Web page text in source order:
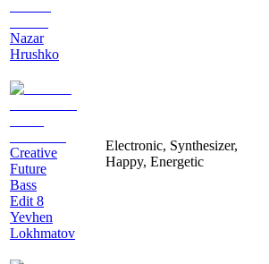
Nazar
Hrushko
Creative
Future
Bass
Edit 8
Yevhen
Lokhmatov
Electronic, Synthesizer,
Happy, Energetic